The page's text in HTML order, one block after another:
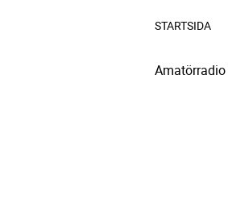
STARTSIDA
Amatörradio